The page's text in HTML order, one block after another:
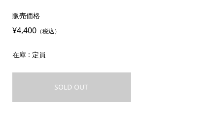
販売価格
¥4,400（税込）
在庫 : 定員
SOLD OUT